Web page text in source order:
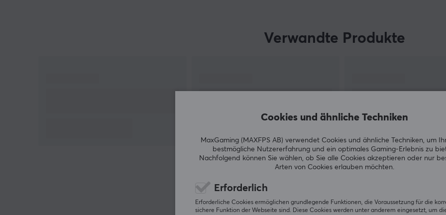
Designs erhältlich.
beispielsweise problemlos in LANs mitnehmen
spielen, empfehlen wir Ihnen, eine Keychron-
zusätzlichen Vorteil gegenüber Ihren Gegnern
zu verschaffen.
Verwandte Produkte
ZEIGE MEHR
Cookies und ähnliche Techniken
MaxGaming (MAXFPS AB) verwendet Cookies und ähnliche Techniken, um
bestmögliche Nutzererfahrung und ein optimales Gaming-Erlebnis zu
Nachfolgend können Sie wählen, ob Sie alle Cookies akzeptieren oder nur
Arten von Cookies erlauben möchten.
Erforderlich
Erforderliche Cookies ermöglichen grundlegende Funktionen, die Voraussetzung für die
sichere Funktion der Webseite sind. Diese Cookies werden unter anderem eingesetzt, um